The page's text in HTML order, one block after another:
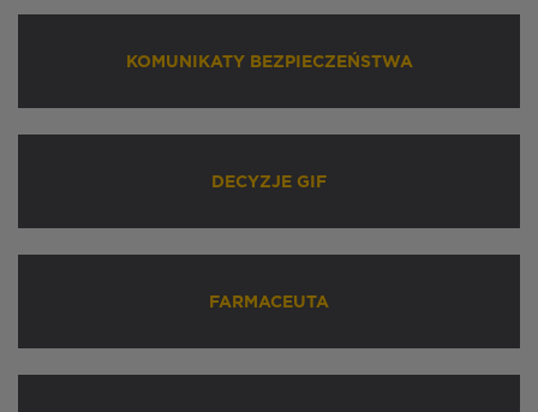
KOMUNIKATY BEZPIECZEŃSTWA
DECYZJE GIF
FARMACEUTA